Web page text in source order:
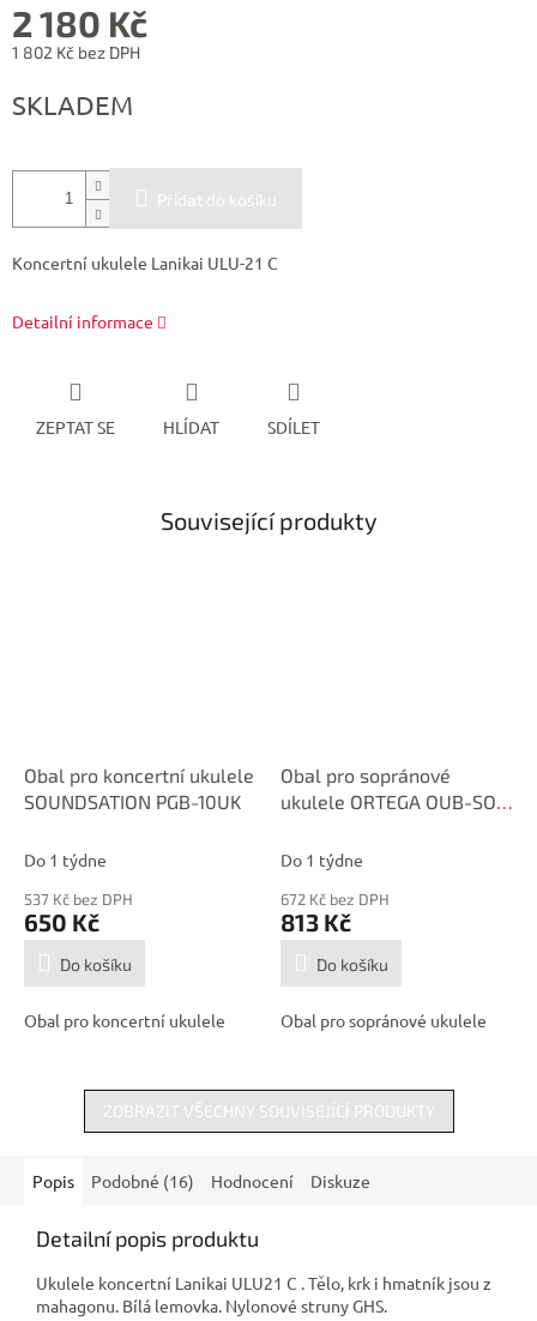
2 180 Kč
1 802 Kč bez DPH
cena:
SKLADEM
Přidat do košíku
Koncertní ukulele Lanikai ULU-21 C
Detailní informace
ZEPTAT SE HLÍDAT SDÍLET
Související produkty
Obal pro koncertní ukulele
SOUNDSATION PGB-10UK
Do 1 týdne
537 Kč bez DPH
650 Kč
Do košíku
Obal pro koncertní ukulele
Obal pro sopránové
ukulele ORTEGA OUB-SO-
Do 1 týdne
672 Kč bez DPH
813 Kč
Do košíku
Obal pro sopránové ukulele
ZOBRAZIT VŠECHNY SOUVISEJÍCÍ PRODUKTY
Popis Podobné (16) Hodnocení Diskuze
Detailní popis produktu
Ukulele koncertní Lanikai ULU21 C . Tělo, krk i hmatník jsou z
mahagonu. Bílá lemovka. Nylonové struny GHS.